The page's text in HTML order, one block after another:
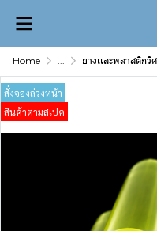
Home ... ยางเเละพลาสติกวิ
สั่งจองล่วงหน้า
สินค้าตามสเปค